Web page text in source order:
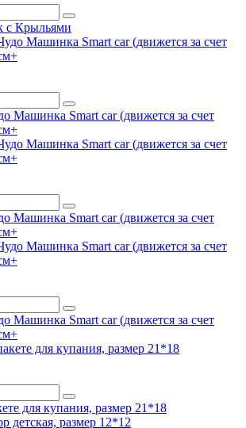
с Крыльями
Машинка Smart car (движется за счет
Машинка Smart car (движется за счет
Машинка Smart car (движется за счет
для купания, размер 21*18